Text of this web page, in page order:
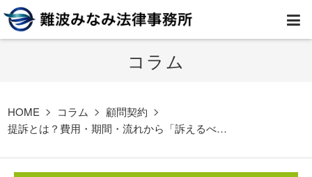
コラム
HOME コラム
顧問契約
提訴とは？費用・期間・流れから「訴えるべ…
HOME